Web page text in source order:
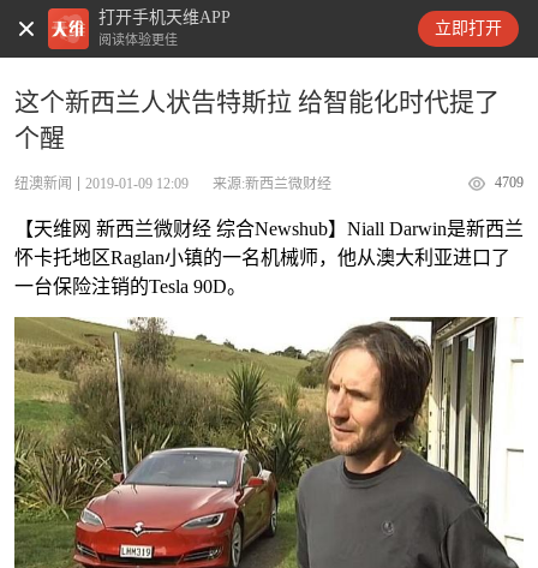
打开手机天维APP
阅读体验更佳
立即打开
天维新闻
这个新西兰人状告特斯拉 给智能化时代提了
个醒
纽澳新闻 2019-01-09 12:09 来源:新西兰微财经 4709
【天维网 新西兰微财经 综合Newshub】Niall Darwin是新西兰
怀卡托地区Raglan小镇的一名机械师，他从澳大利亚进口了
一台保险注销的Tesla 90D。